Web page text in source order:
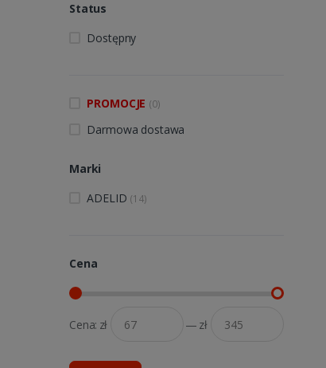
Status
Dostępny
PROMOCJE (0)
Darmowa dostawa
Marki
ADELID (14)
Cena
Cena: zł — zł